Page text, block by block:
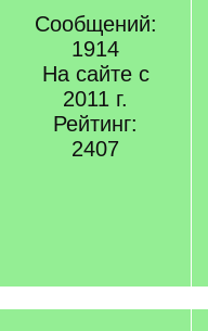
Сообщений:
1914
На сайте с
2011 г.
Рейтинг:
2407